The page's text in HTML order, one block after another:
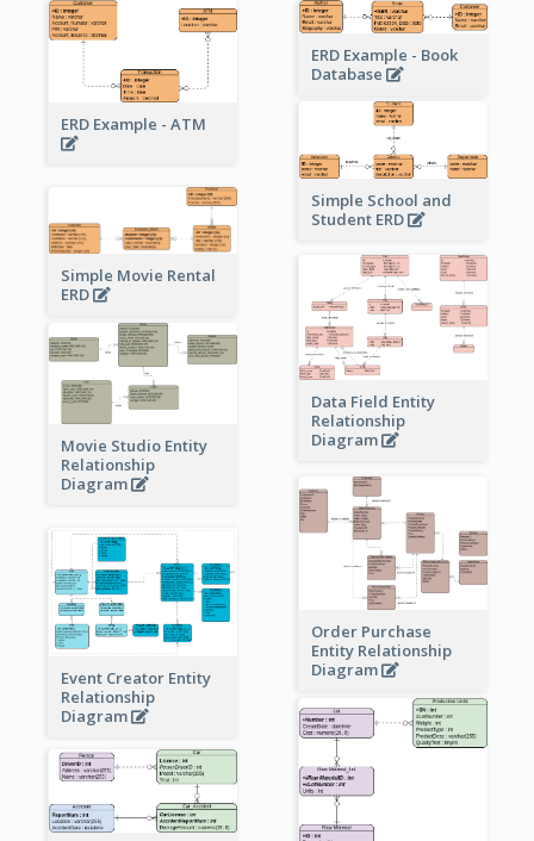
ERD Example - ATM
ERD Example - Book
Database
Simple School and
Student ERD
Simple Movie Rental
ERD
Data Field Entity
Relationship
Diagram
Movie Studio Entity
Relationship
Diagram
Order Purchase
Entity Relationship
Diagram
Event Creator Entity
Relationship
Diagram